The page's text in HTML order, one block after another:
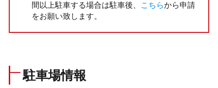
間以上駐車する場合は駐車後、
こちらから申請
をお願い致します。
駐車場情報